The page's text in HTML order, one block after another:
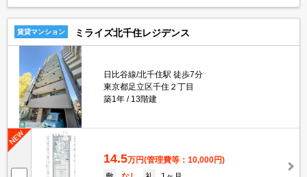
賃貸マンション ミライズ北千住レジデンス
日比谷線/北千住駅 徒歩7分
東京都足立区千住２丁目
築1年
13階建
14.5万円(管理費等：10,000円)